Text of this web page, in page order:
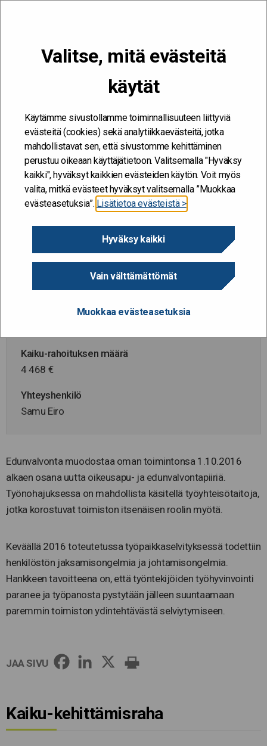
Valitse, mitä evästeitä
käytät
Käytämme sivustollamme toiminnallisuuteen liittyviä
evästeitä (cookies) sekä analytiikkaevästeitä, jotka
mahdollistavat sen, että sivustomme kehittäminen
perustuu oikeaan käyttäjätietoon. Valitsemalla "Hyväksy
kaikki", hyväksyt kaikkien evästeiden käytön. Voit myös
valita, mitkä evästeet hyväksyt valitsemalla ”Muokkaa
evästeasetuksia”. Lisätietoa evästeistä >
Hyväksy kaikki
Vain välttämättömät
Muokkaa evästeasetuksia
Kehitän ja kehityn #töissäSuomelle
Työnohjaus
Työnohjaus
6.6.2017
Hanke alkaa / päättyy
1.10.2016 - 30.6.2017
Hallinnonala
Hankkeen / viraston henkilömäärä
Kaiku-rahoituksen määrä
4 468 €
Yhteyshenkilö
Samu Eiro
Edunvalvonta muodostaa oman toimintonsa 1.10.2016
alkaen osana uutta oikeusapu- ja edunvalvontapiiriä.
Työnohajuksessa on mahdollista käsitellä työyhteisötaitoja,
jotka korostuvat toimiston itsenäisen roolin myötä.
Keväällä 2016 toteutetussa työpaikkaselvityksessä todettiin
henkilöstön jaksamisongelmia ja johtamisongelmia.
Hankkeen tavoitteena on, että työntekijöiden työhyvinvointi
paranee ja työpanosta pystytään jälleen suuntaamaan
paremmin toimiston ydintehtävästä selviytymiseen.
JAA SIVU
Kaiku-kehittämisraha